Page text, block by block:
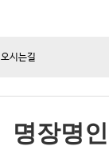
오시는길
명장명